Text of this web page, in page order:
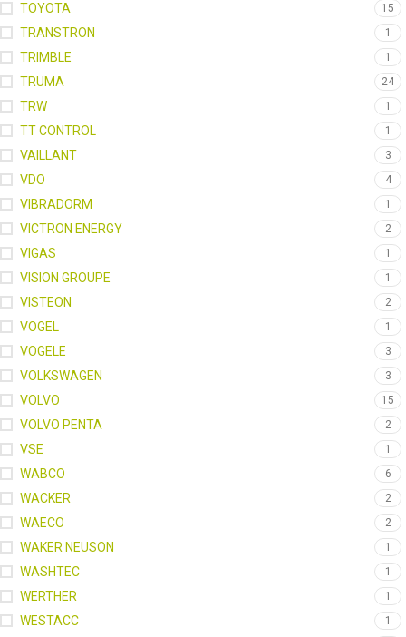
TOYOTA 15
TRANSTRON 1
TRIMBLE 1
TRUMA 24
TRW 1
TT CONTROL 1
VAILLANT 3
VDO 4
VIBRADORM 1
VICTRON ENERGY 2
VIGAS 1
VISION GROUPE 1
VISTEON 2
VOGEL 1
VOGELE 3
VOLKSWAGEN 3
VOLVO 15
VOLVO PENTA 2
VSE 1
WABCO 6
WACKER 2
WAECO 2
WAKER NEUSON 1
WASHTEC 1
WERTHER 1
WESTACC 1